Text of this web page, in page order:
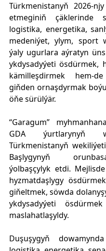
Türkmenistanyň 2026-
etmeginiň çäklerinde
logistika, energetika,
medeniýet, ylym, sport
ýaly ugurlara aýratyn üns
ykdysadyýeti ösdürmek,
kämilleşdirmek hem-
giňden ornaşdyrmak
öňe sürülýär.
“Garagum”
GDA ýurtlarynyň
Türkmenistanyň
Başlygynyň
ýolbaşçylyk etdi.
hyzmatdaşlygy
giňeltmek, söwda
ykdysadyýeti
maslahatlaşyldy.
Duşuşygyň